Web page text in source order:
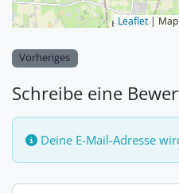
Leaflet|
Vorheriges
Schreibe eine
Deine E-Mail-Adresse